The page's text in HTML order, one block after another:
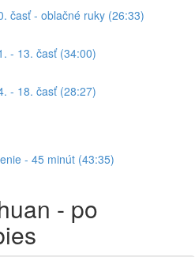
časť - oblačné ruky (26:33)
- 13. časť (34:00)
- 18. časť (28:27)
- 45 minút (43:35)
- po